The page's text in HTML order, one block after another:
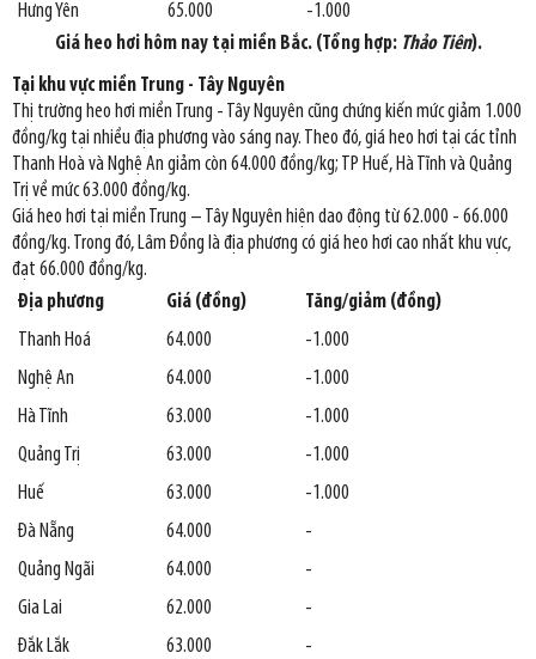
Hưng Yên
65.000
-1.000
Giá heo hơi hôm nay tại miền Bắc. (Tổng hợp: Thảo Tiên).
Tại khu vực miền Trung - Tây Nguyên
Thị trường heo hơi miền Trung - Tây Nguyên cũng chứng kiến mức giảm 1.000
đồng/kg tại nhiều địa phương vào sáng nay. Theo đó, giá heo hơi tại các tỉnh
Thanh Hoà và Nghệ An giảm còn 64.000 đồng/kg; TP Huế, Hà Tĩnh và Quảng
Trị về mức 63.000 đồng/kg.
Giá heo hơi tại miền Trung – Tây Nguyên hiện dao động từ 62.000 - 66.000
đồng/kg. Trong đó, Lâm Đồng là địa phương có giá heo hơi cao nhất khu vực,
đạt 66.000 đồng/kg.
Địa phương
Giá (đồng)
Tăng/giảm (đồng)
Thanh Hoá
64.000
-1.000
Nghệ An
64.000
-1.000
Hà Tĩnh
63.000
-1.000
Quảng Trị
63.000
-1.000
Huế
63.000
-1.000
Đà Nẵng
64.000
-
Quảng Ngãi
64.000
-
Gia Lai
62.000
-
Đắk Lắk
63.000
-